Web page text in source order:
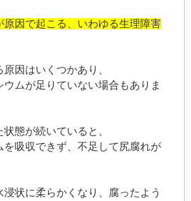
原因で起こる、いわゆる生理障害
因はいくつかあり、
ムが足りていない場合もありま
態が続いていると、
吸収できず、不足して尻腐れが
浸状に柔らかくなり、腐ったよう